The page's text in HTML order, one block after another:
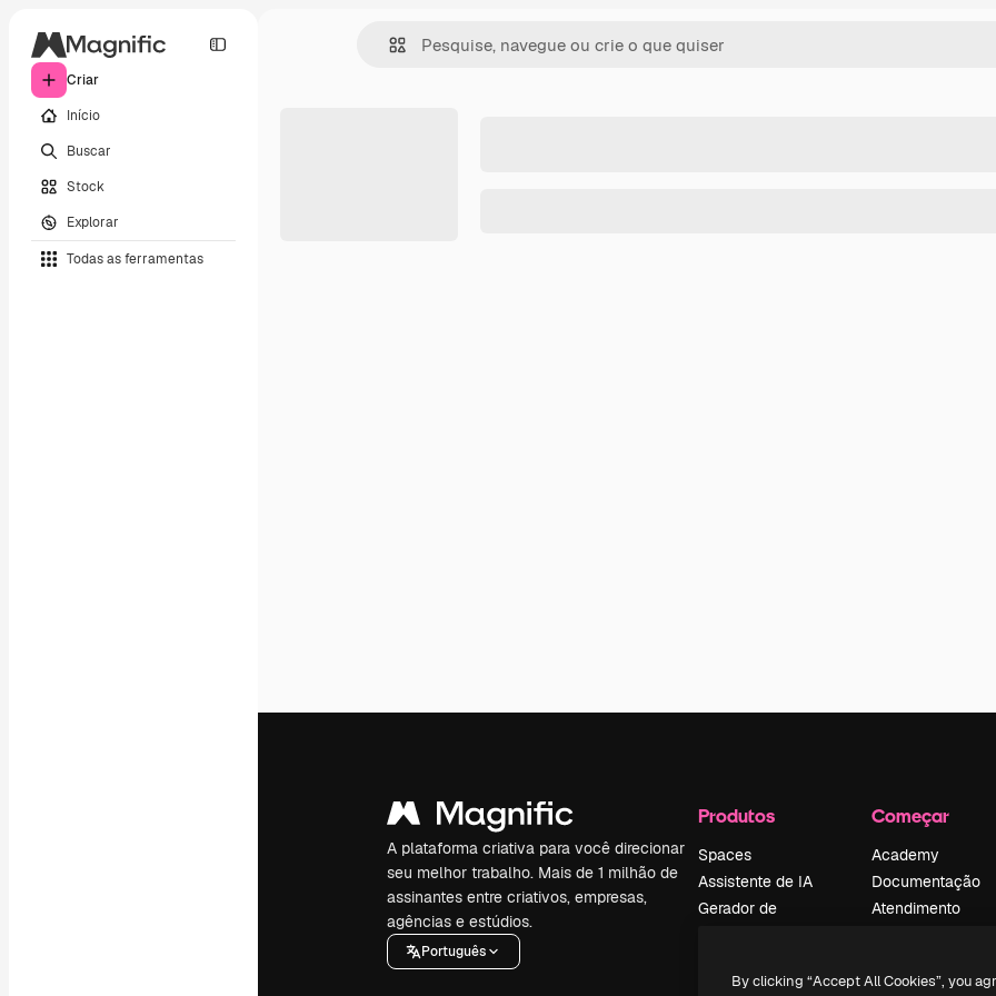
Criar
Início
Buscar
Stock
Explorar
Todas as ferramentas
A plataforma criativa para você direcionar
seu melhor trabalho. Mais de 1 milhão de
assinantes entre criativos, empresas,
agências e estúdios.
Português
Produtos
Spaces
Assistente de IA
Gerador de
Texto para voz
Começar
Academy
Documentação
Atendimento
Política de
By clicking “Accept All Cookies”, you